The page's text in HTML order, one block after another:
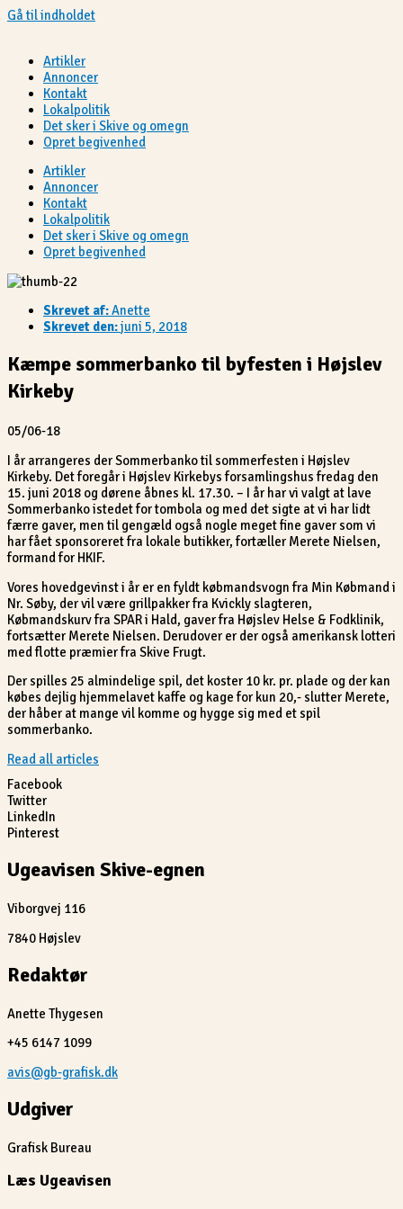
Gå til indholdet
Artikler
Annoncer
Kontakt
Lokalpolitik
Det sker i Skive og omegn
Opret begivenhed
Artikler
Annoncer
Kontakt
Lokalpolitik
Det sker i Skive og omegn
Opret begivenhed
Skrevet af:Anette
Skrevet den:juni 5, 2018
Kæmpe sommerbanko til byfesten i Højslev
Kirkeby
05/06-18
I år arrangeres der Sommerbanko til sommerfesten i Højslev
Kirkeby. Det foregår i Højslev Kirkebys forsamlingshus fredag den
15. juni 2018 og dørene åbnes kl. 17.30. – I år har vi valgt at lave
Sommerbanko istedet for tombola og med det sigte at vi har lidt
færre gaver, men til gengæld også nogle meget fine gaver som vi
har fået sponsoreret fra lokale butikker, fortæller Merete Nielsen,
formand for HKIF.
Vores hovedgevinst i år er en fyldt købmandsvogn fra Min Købmand i
Nr. Søby, der vil være grillpakker fra Kvickly slagteren,
Købmandskurv fra SPAR i Hald, gaver fra Højslev Helse & Fodklinik,
fortsætter Merete Nielsen. Derudover er der også amerikansk lotteri
med flotte præmier fra Skive Frugt.
Der spilles 25 almindelige spil, det koster 10 kr. pr. plade og der kan
købes dejlig hjemmelavet kaffe og kage for kun 20,- slutter Merete,
der håber at mange vil komme og hygge sig med et spil
sommerbanko.
Read all articles
Facebook
Twitter
LinkedIn
Pinterest
Ugeavisen Skive-egnen
Viborgvej 116
7840 Højslev
Redaktør
Anette Thygesen
+45 6147 1099
avis@gb-grafisk.dk
Udgiver
Grafisk Bureau
Læs Ugeavisen